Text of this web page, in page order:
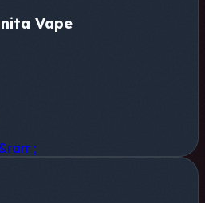
Vape
;